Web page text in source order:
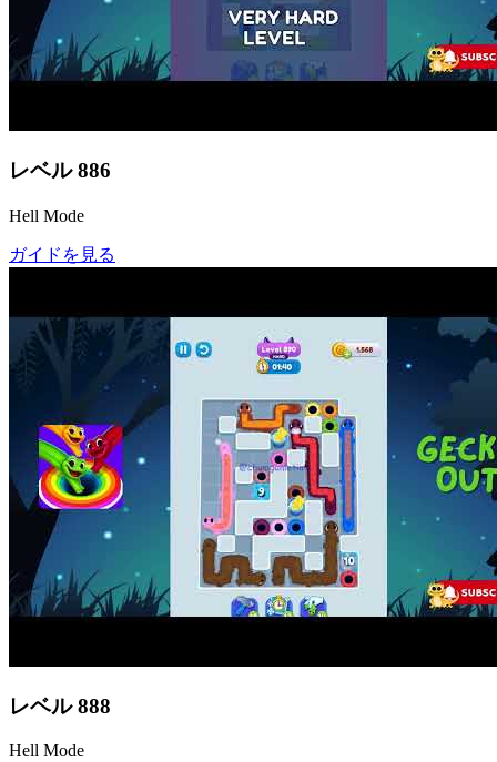
レベル 886
Hell Mode
ガイドを見る
レベル 888
Hell Mode